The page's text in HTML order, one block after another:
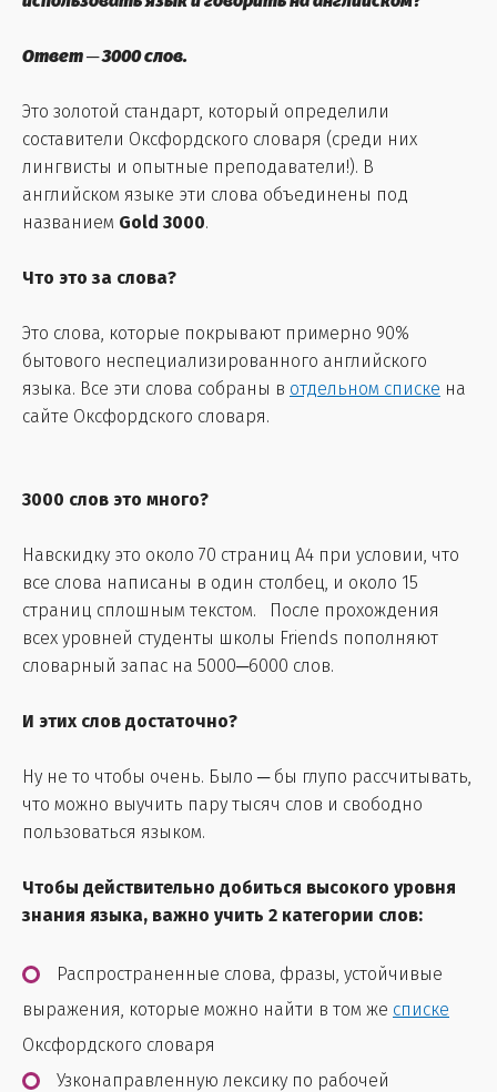
Ответ ─ 3000 слов.
Это золотой стандарт, который определили
составители Оксфордского словаря (среди них
лингвисты и опытные преподаватели!). В
английском языке эти слова объединены под
названием Gold 3000.
Что это за слова?
Это слова, которые покрывают примерно 90%
бытового неспециализированного английского
языка. Все эти слова собраны в отдельном списке на
сайте Оксфордского словаря.
3000 слов это много?
Навскидку это около 70 страниц А4 при условии, что
все слова написаны в один столбец, и около 15
страниц сплошным текстом. После прохождения
всех уровней студенты школы Friends пополняют
словарный запас на 5000─6000 слов.
И этих слов достаточно?
Ну не то чтобы очень. Было ─ бы глупо рассчитывать,
что можно выучить пару тысяч слов и свободно
пользоваться языком.
Чтобы действительно добиться высокого уровня
знания языка, важно учить 2 категории слов:
Распространенные слова, фразы, устойчивые
выражения, которые можно найти в том же списке
Оксфордского словаря
Узконаправленную лексику по рабочей